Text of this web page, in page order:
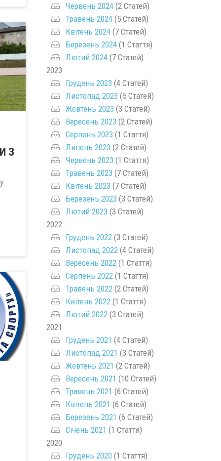
З
Червень 2024(2 Статей)
Травень 2024(5 Статей)
Квітень 2024(7 Статей)
Березень 2024(1 Стаття)
Лютий 2024(7 Статей)
2023
Грудень 2023 (4 Статей)
Листопад 2023 (5 Статей)
Жовтень 2023 (3 Статей)
Вересень 2023 (2 Статей)
Серпень 2023 (1 Стаття)
Липень 2023 (2 Статей)
Червень 2023 (1 Стаття)
Травень 2023 (7 Статей)
Квітень 2023 (7 Статей)
Березень 2023 (3 Статей)
Лютий 2023 (3 Статей)
2022
Грудень 2022(3 Статей)
Листопад 2022(4 Статей)
Вересень 2022(1 Стаття)
Серпень 2022(1 Стаття)
Травень 2022(2 Статей)
Квітень 2022(1 Стаття)
Лютий 2022(3 Статей)
2021
Грудень 2021 (4 Статей)
Листопад 2021 (3 Статей)
Жовтень 2021 (2 Статей)
Вересень 2021 (10 Статей)
Травень 2021 (6 Статей)
Квітень 2021 (6 Статей)
Березень 2021 (6 Статей)
Січень 2021 (1 Стаття)
2020
Грудень 2020(1 Стаття)